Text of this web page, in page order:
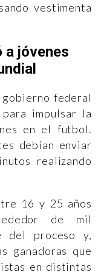
vestimenta
a jóvenes
gobierno federal
impulsar la
en el futbol.
debían enviar
realizando
16 y 25 años
de mil
del proceso y,
ganadoras que
en distintas